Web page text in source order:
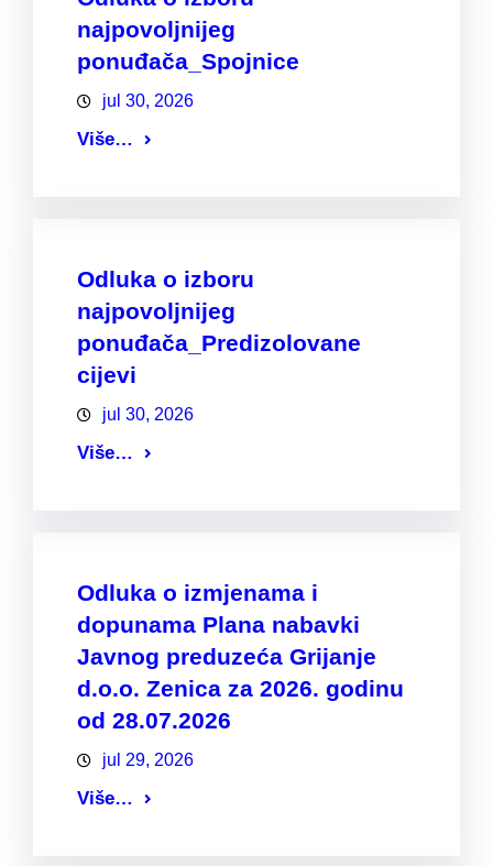
najpovoljnijeg
ponuđača_Spojnice
jul 30, 2026
Više…
Odluka o izboru
najpovoljnijeg
ponuđača_Predizolovane
cijevi
jul 30, 2026
Više…
Odluka o izmjenama i
dopunama Plana nabavki
Javnog preduzeća Grijanje
d.o.o. Zenica za 2026. godinu
od 28.07.2026
jul 29, 2026
Više…